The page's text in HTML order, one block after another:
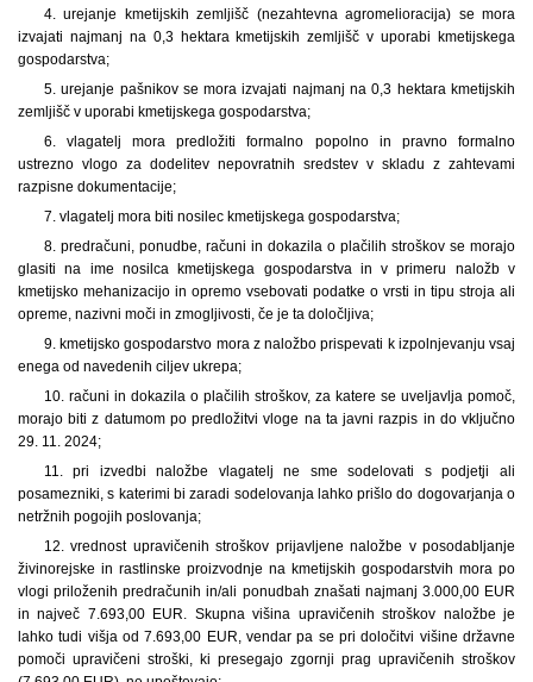
4. urejanje kmetijskih zemljišč (nezahtevna agromelioracija) se mora
izvajati najmanj na 0,3 hektara kmetijskih zemljišč v uporabi kmetijskega
gospodarstva;
5. urejanje pašnikov se mora izvajati najmanj na 0,3 hektara kmetijskih
zemljišč v uporabi kmetijskega gospodarstva;
6. vlagatelj mora predložiti formalno popolno in pravno formalno
ustrezno vlogo za dodelitev nepovratnih sredstev v skladu z zahtevami
razpisne dokumentacije;
7. vlagatelj mora biti nosilec kmetijskega gospodarstva;
8. predračuni, ponudbe, računi in dokazila o plačilih stroškov se morajo
glasiti na ime nosilca kmetijskega gospodarstva in v primeru naložb v
kmetijsko mehanizacijo in opremo vsebovati podatke o vrsti in tipu stroja ali
opreme, nazivni moči in zmogljivosti, če je ta določljiva;
9. kmetijsko gospodarstvo mora z naložbo prispevati k izpolnjevanju vsaj
enega od navedenih ciljev ukrepa;
10. računi in dokazila o plačilih stroškov, za katere se uveljavlja pomoč,
morajo biti z datumom po predložitvi vloge na ta javni razpis in do vključno
29. 11. 2024;
11. pri izvedbi naložbe vlagatelj ne sme sodelovati s podjetji ali
posamezniki, s katerimi bi zaradi sodelovanja lahko prišlo do dogovarjanja o
netržnih pogojih poslovanja;
12. vrednost upravičenih stroškov prijavljene naložbe v posodabljanje
živinorejske in rastlinske proizvodnje na kmetijskih gospodarstvih mora po
vlogi priloženih predračunih in/ali ponudbah znašati najmanj 3.000,00 EUR
in največ 7.693,00 EUR. Skupna višina upravičenih stroškov naložbe je
lahko tudi višja od 7.693,00 EUR, vendar pa se pri določitvi višine državne
pomoči upravičeni stroški, ki presegajo zgornji prag upravičenih stroškov